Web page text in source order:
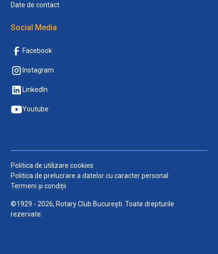
Date de contact
Social Media
Facebook
Instagram
LinkedIn
Youtube
©1929 - 2026, Rotary Club București. Toate drepturile
rezervate.
Politica de utilizare cookies
Politica de prelucrare a datelor cu caracter personal
Termeni și condiții